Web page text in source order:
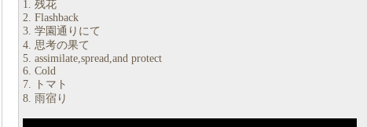
1. 残花
2. Flashback
3. 学園通りにて
4. 思考の果て
5. assimilate,spread,and protect
6. Cold
7. トマト
8. 雨宿り